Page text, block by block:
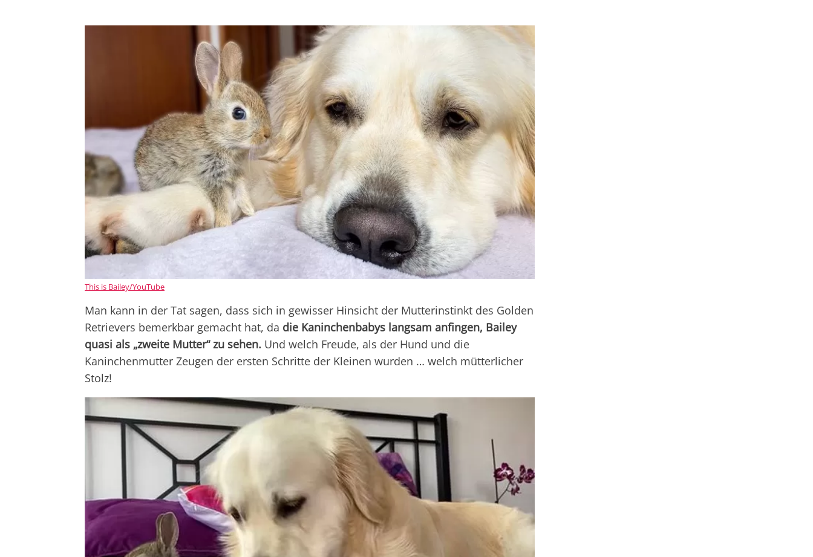
This is Bailey/YouTube
Man kann in der Tat sagen, dass sich in gewisser Hinsicht der Mutterinstinkt des Golden
Retrievers bemerkbar gemacht hat, da die Kaninchenbabys langsam anfingen, Bailey
quasi als „zweite Mutter“ zu sehen. Und welch Freude, als der Hund und die
Kaninchenmutter Zeugen der ersten Schritte der Kleinen wurden … welch mütterlicher
Stolz!